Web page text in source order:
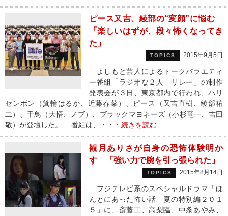
ピース又吉、綾部の“変顔”に悩む
「楽しいはずが、段々怖くなってき
た」
TOPICS 2015年9月5日
よしもと芸人によるトークバラエティ
ー番組「ラジオな２人 リレー」の制作
発表会が３日、東京都内で行われ、ハリ
センボン（箕輪はるか、近藤春菜）、ピース（又吉直樹、綾部祐
二）、千鳥（大悟、ノブ）、ブラックマヨネーズ（小杉竜一、吉田
敬）が登壇した。 番組は、・・・ 続きを読む
観月ありさが自身の恐怖体験明か
す 「強い力で腕を引っ張られた」
TOPICS 2015年8月14日
フジテレビ系のスペシャルドラマ「ほ
んとにあった怖い話 夏の特別編２０１
５」に、斎藤工、高梨臨、中条あやみ、